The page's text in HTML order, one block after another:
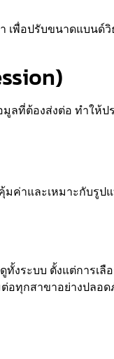
พื่อปรับขนาดแบนด์วิ
ลที่ต้องส่งต่อ ทำให้
าและเหมาะกับรูป
ทั้งระบบ ตั้งแต่การ
อทุกสาขาอย่างปลอ